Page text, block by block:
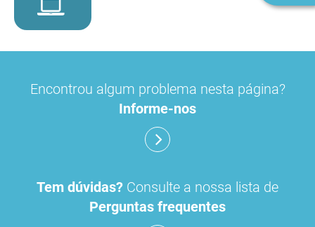
Encontrou algum problema nesta página?
Informe-nos
Tem dúvidas? Consulte a nossa lista de
Perguntas frequentes